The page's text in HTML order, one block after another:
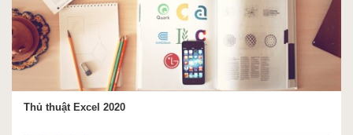
Thủ thuật Excel 2020